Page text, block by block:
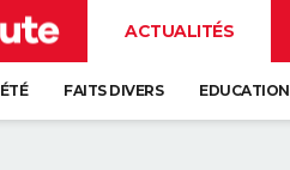
ACTUALITÉS
FAITS DIVERS EDUCATION